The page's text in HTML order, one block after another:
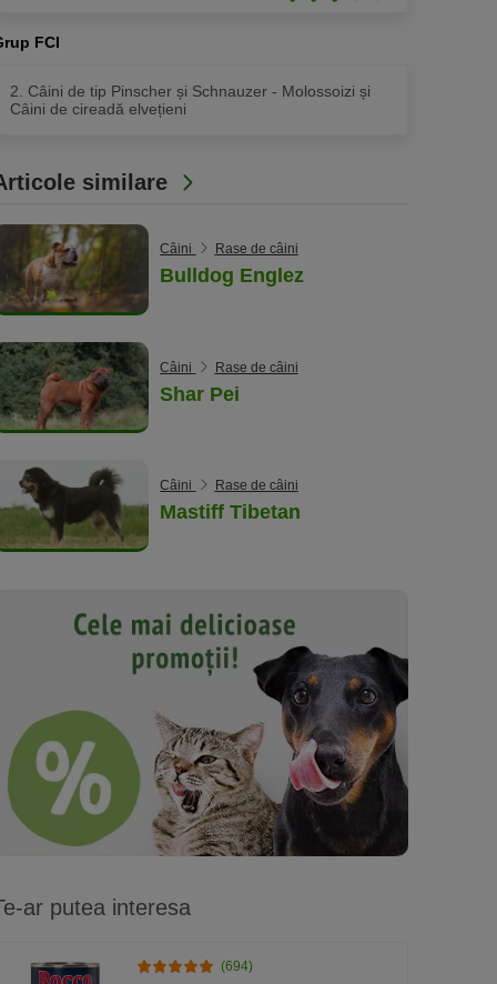
5
FCI
2. Câini de tip Pinscher și Schnauzer - Molossoizi și
Câini de cireadă elvețieni
similare
Câini Rase de câini
Bulldog Englez
Câini Rase de câini
Shar Pei
Câini Rase de câini
Mastiff Tibetan
ar putea interesa
(694)